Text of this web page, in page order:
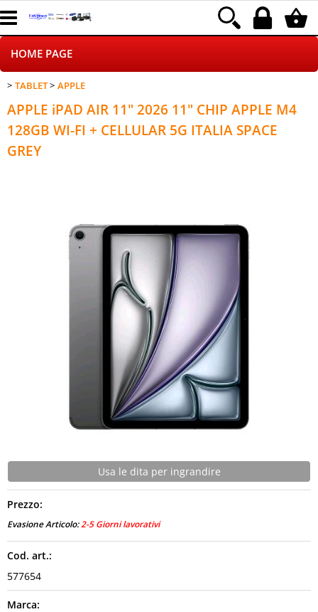
HOME PAGE
CHI SIAMO
LOGISTICA
SINCRONIZZATI CON NOI
TABLET APPLE
APPLE iPAD AIR 11" 2026 11" CHIP APPLE M4
128GB WI-FI + CELLULAR 5G ITALIA SPACE
GREY
Usa le dita per ingrandire
Prezzo:
Evasione Articolo:2-5 Giorni lavorativi
Cod. art.:
577654
Marca: